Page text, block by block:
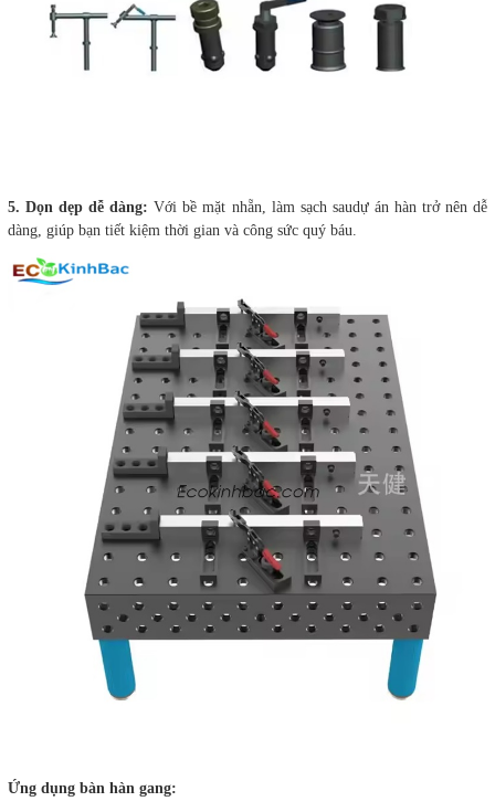
5. Dọn dẹp dễ dàng: Với bề mặt nhẵn, làm sạch saudự án hàn trở nên dễ
dàng, giúp bạn tiết kiệm thời gian và công sức quý báu.
Ứng dụng bàn hàn gang: